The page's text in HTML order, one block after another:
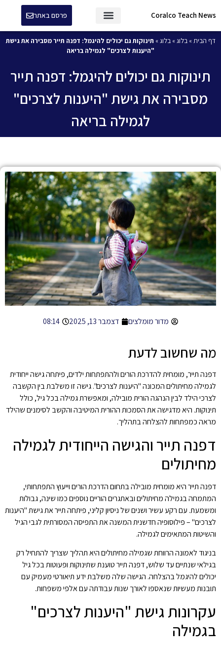
Coralco Teach News פרסם באתר
דף הבית»בלוג»בלוג» תינוקות גם יכולים להיגמל: דפנה תייר מסבירה את גישת
"היענות לצרכים" לגמילה בריאה
תינוקות גם יכולים להיגמל: דפנה תייר
מסבירה את גישת "היענות לצרכים"
לגמילה בריאה
מדור מומלצים דצמבר 13, 2025 08:14
מה שחשוב לדעת
דפנה תייר, מומחית להדרכת הורים ולהתפתחות ילדים, פיתחה גישה ייחודית
לגמילה מחיתולים המכונה "היענות לצרכים". גישה זו משלבת בין הקשבה
לצרכי הילד לבין הנהגה הורית מובילה, ומאפשרת גמילה בכל גיל, כולל
תינוקות. היא מדגישה את הסמכות ההורית המיטיבה והקשב לסימנים שהילד
מראה כמפתחות להצלחה בתהליך.
דפנה תייר והגישה הייחודית לגמילה
מחיתולים
דפנה תייר היא מומחית מובילה בתחום הדרכת הורים וייעוץ התפתחותי,
המתמחה בגמילה מחיתולים ובאתגרים הוריים נוספים כמו שינה, גבולות
ומשמעת. עם רקע עשיר ושנים של ניסיון קליני, פיתחה תייר את גישת "היענות
לצרכים" – פילוסופיה חדשנית המשנה את התפיסה המסורתית לגבי הגיל
והשיטות המתאימים לגמילה.
בניגוד לאמונה הרווחת שגמילה מחיתולים היא תהליך שצריך להתחיל רק
בגילאי שנתיים עד שלוש, דפנה תייר טוענת שתינוקות ופעוטות בכל גיל
יכולים להיגמל בהצלחה. הגישה שלה משלבת ידע תיאורטי מעמיק עם
תובנות מעשיות שנאספו לאורך שנות עבודתה עם אלפי משפחות.
עקרונות גישת "היענות לצרכים"
בגמילה